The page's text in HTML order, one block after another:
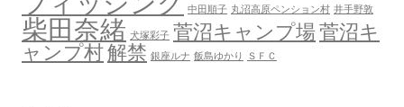
中田順子 丸沼高原ペンション村 井手野敦
柴田奈緒 犬塚彩子 菅沼キャンプ場菅沼キ
ャンプ村解禁 銀座ルナ 飯島ゆかり ＳＦＣ